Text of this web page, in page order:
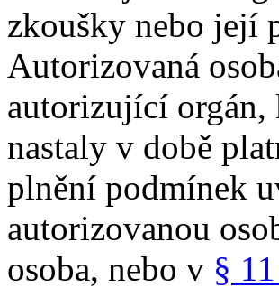
zkoušky nebo její
Autorizovaná
autorizující orgán,
nastaly v době
plnění podmínek
autorizovanou
osoba, nebo v §